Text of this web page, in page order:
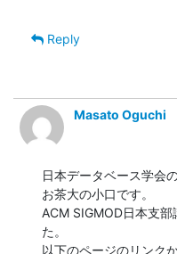
Reply
Masato Oguchi
日本データベース学会
お茶大の小口です。
ACM SIGMOD日本支
た。